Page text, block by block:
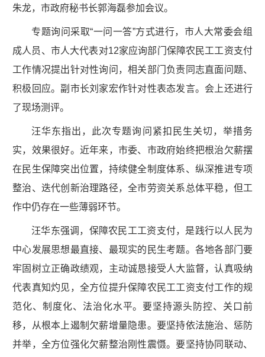
朱龙，市政府秘书长郭海磊参加会议。
专题询问采取“一问一答”方式进行，市人大常委会组
成人员、市人大代表对12家应询部门保障农民工工资支付
工作情况提出针对性询问，相关部门负责同志直面问题、
积极回应。副市长刘家宏作针对性表态发言。会上还进行
了现场测评。
汪华东指出，此次专题询问紧扣民生关切，举措务
实，效果很好。近年来，市委、市政府始终把根治欠薪摆
在民生保障突出位置，持续健全制度体系、纵深推进专项
整治、迭代创新治理路径，全市劳资关系总体平稳，但工
作中仍存在一些薄弱环节。
汪华东强调，保障农民工工资支付，是践行以人民为
中心发展思想最直接、最现实的民生考题。各地各部门要
牢固树立正确政绩观，主动诚恳接受人大监督，认真吸纳
代表真知灼见，全方位提升保障农民工工资支付工作的规
范化、制度化、法治化水平。要坚持源头防控、关口前
移，从根本上遏制欠薪增量隐患。要坚持依法施治、惩防
并举，全方位强化欠薪整治刚性震慑。要坚持协同联动、